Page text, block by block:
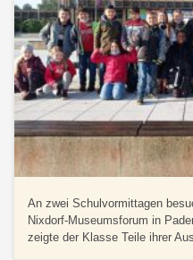
An zwei Schulvormittagen
Nixdorf-Museumsforum in
zeigte der Klasse Teile ihrer